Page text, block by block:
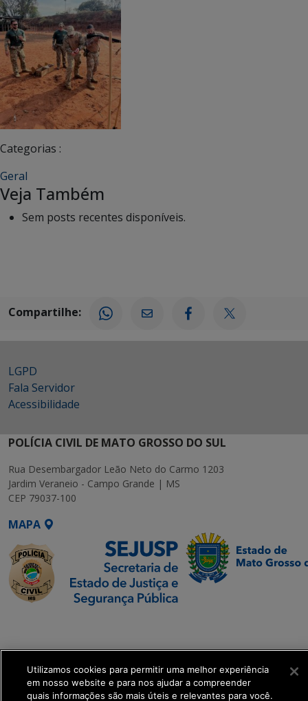
Categorias :
Geral
Veja Também
Sem posts recentes disponíveis.
Compartilhe:
LGPD
Fala Servidor
Acessibilidade
POLÍCIA CIVIL DE MATO GROSSO DO SUL
Rua Desembargador Leão Neto do Carmo 1203
Jardim Veraneio - Campo Grande | MS
CEP 79037-100
MAPA
Transformação Digital
get_footer();
Utilizamos cookies para permitir uma melhor experiência
em nosso website e para nos ajudar a compreender
quais informações são mais úteis e relevantes para você.